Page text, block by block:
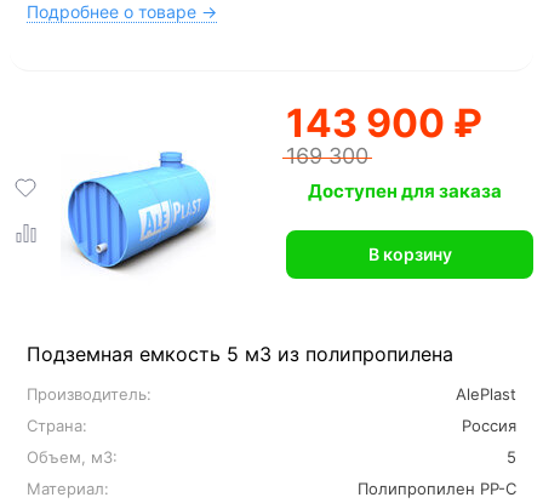
Подробнее о товаре →
Подземная емкость 5 м3 из полипропилена
Производитель:
AlePlast
Страна:
Россия
Объем, м3:
5
Материал:
Полипропилен PP-C
143 900 ₽
169 300
Доступен для заказа
В корзину